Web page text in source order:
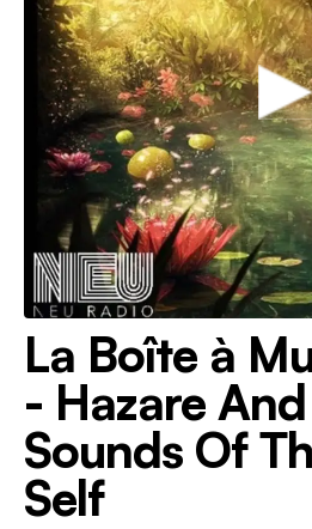
La Boîte à
- Hazare
Sounds Of
Self